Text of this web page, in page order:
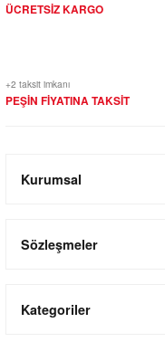
ÜCRETSİZ KARGO
+2 taksit imkanı
PEŞİN FİYATINA TAKSİT
Kurumsal
Sözleşmeler
Kategoriler